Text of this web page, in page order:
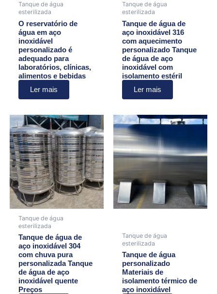
Tanque de água
esterilizada
O reservatório de
água em aço
inoxidável
personalizado é
adequado para
laboratórios, clínicas,
alimentos e bebidas
Ler mais
Tanque de água
esterilizada
Tanque de água de
aço inoxidável 316
com aquecimento
personalizado Tanque
de água de aço
inoxidável com
isolamento estéril
Ler mais
Tanque de água
esterilizada
Tanque de água de
aço inoxidável 304
com chuva pura
personalizada Tanque
de água de aço
inoxidável quente
Preços
Tanque de água
esterilizada
Tanque de água
personalizado
Materiais de
isolamento térmico de
aço inoxidável